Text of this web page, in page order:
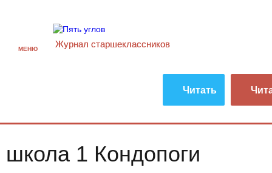
МЕНЮ Журнал старшекласcников
Читать
школа 1 Кондопоги